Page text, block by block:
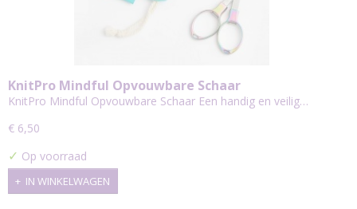
KnitPro Mindful Opvouwbare Schaar
KnitPro Mindful Opvouwbare Schaar Een handig en veilig…
€ 6,50
✓ Op voorraad
IN WINKELWAGEN